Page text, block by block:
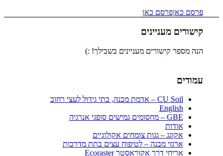
פרסם כאןפרסם כאן
קישורים מעניינים
הנה מספר קישורים מעניינים בשבילך! :)
עמודים
CU Soil – אדמת מבנה, בתי גידול לעצי רחוב
English
GBE – מחסומים גמישים סופגי אנרגיה
אודות
אקוגג – גגות צומחים אקולוגיים
ארגזי מבנה – לטיפוח עצים בתת מדרכות
אריחי דרך אקוראסטר Ecoraster